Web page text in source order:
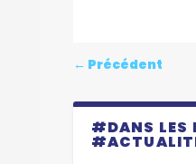
← Précédent
#DANS LES